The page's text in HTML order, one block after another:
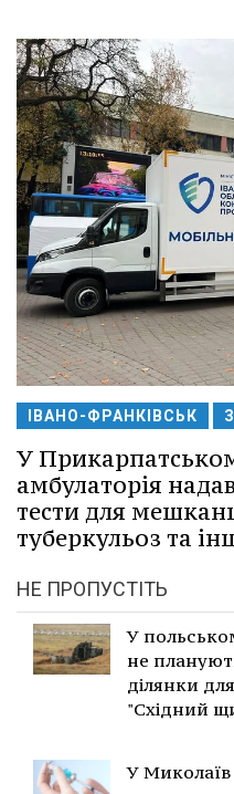
ІВАНО-ФРАНКІВСЬК
У
амбулаторія
тести для
туберкульоз та
НЕ ПРОПУСТІТЬ
У
не
ділянки
"Східний
У Миколаїв